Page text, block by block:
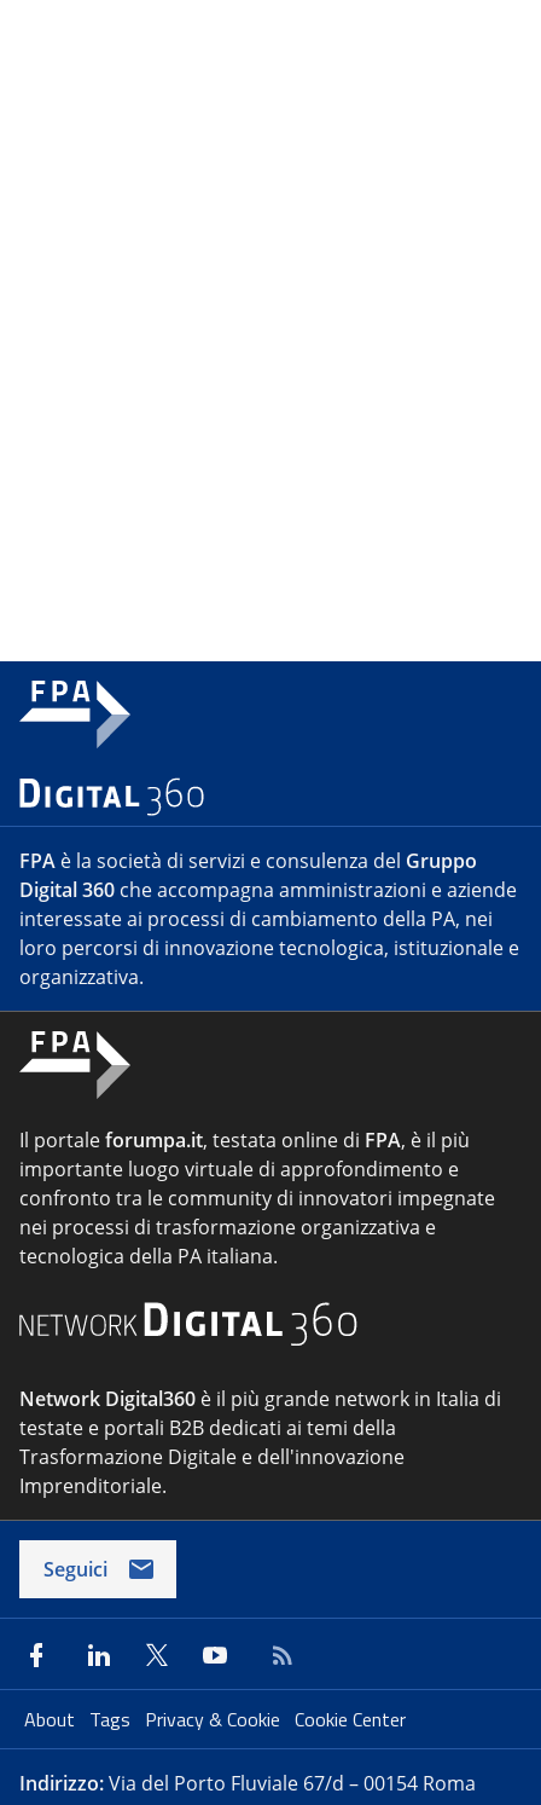
FPA è la società di servizi e consulenza del Gruppo
Digital 360 che accompagna amministrazioni e aziende
interessate ai processi di cambiamento della PA, nei
loro percorsi di innovazione tecnologica, istituzionale e
organizzativa.
Il portaleforumpa.it, testata online di FPA, è il più
importante luogo virtuale di approfondimento e
confronto tra le community di innovatori impegnate
nei processi di trasformazione organizzativa e
tecnologica della PA italiana.
Network Digital360 è il più grande network in Italia di
testate e portali B2B dedicati ai temi della
Trasformazione Digitale e dell'innovazione
Imprenditoriale.
Seguici
About Tags Privacy & Cookie Cookie Center
Indirizzo:Via del Porto Fluviale 67/d – 00154 Roma